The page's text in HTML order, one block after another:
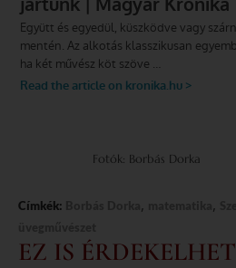
Fotók: Borbás Dorka
Címkék: , ,
EZ IS ÉRDEKELHET